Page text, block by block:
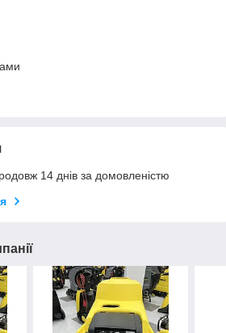
14 днів за домовленістю